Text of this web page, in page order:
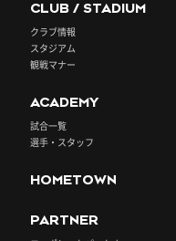
CLUB / STADIUM
クラブ情報
スタジアム
観戦マナー
ACADEMY
試合一覧
選手・スタッフ
HOMETOWN
PARTNER